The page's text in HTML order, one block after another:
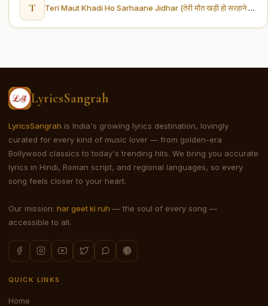
T Teri Maut Khadi Ho Sarhaane Jidhar (तेरी मौत खड़ी हो सरहाने जिधर)
LyricsSangrah
LyricsSangrah is India's growing lyrics destination, lovingly
curated for every kind of music lover — from golden-era
Bollywood classics to today's trending hits. We bring you accurate
lyrics in Hindi, Roman script, and regional languages, so every
song feels closer to your heart.
Our mission: har geet ki ruh — the soul of every song —
accessible to all.
QUICK LINKS
Home